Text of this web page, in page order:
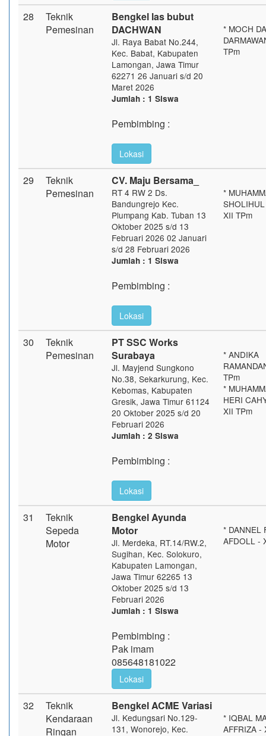
28
Teknik
Pemesinan
Bengkel las bubut
DACHWAN
Jl. Raya Babat No.244,
Kec. Babat, Kabupaten
Lamongan, Jawa Timur
62271 26 Januari s/d 20
Maret 2026
Jumlah : 1 Siswa
Pembimbing :
Lokasi
* MOCH
TPm
29
Teknik
Pemesinan
CV. Maju Bersama_
RT 4 RW 2 Ds.
Bandungrejo Kec.
Plumpang Kab. Tuban 13
Oktober 2025 s/d 13
Februari 2026 02 Januari
s/d 28 Februari 2026
Jumlah : 1 Siswa
Pembimbing :
Lokasi
*
XII TPm
30
Teknik
Pemesinan
PT SSC Works
Surabaya
Jl. Mayjend Sungkono
No.38, Sekarkurung, Kec.
Kebomas, Kabupaten
Gresik, Jawa Timur 61124
20 Oktober 2025 s/d 20
Februari 2026
Jumlah : 2 Siswa
Pembimbing :
Lokasi
* ANDIKA
TPm
*
HERI
XII TPm
31
Teknik
Sepeda
Motor
Bengkel Ayunda
Motor
Jl. Merdeka, RT.14/RW.2,
Sugihan, Kec. Solokuro,
Kabupaten Lamongan,
Jawa Timur 62265 13
Oktober 2025 s/d 13
Februari 2026
Jumlah : 1 Siswa
Pembimbing :
Pak imam
085648181022
Lokasi
* DANNEL
AFDOLL -
32
Teknik
Kendaraan
Ringan
Bengkel ACME Variasi
Jl. Kedungsari No.129-
131, Wonorejo, Kec.
* IQBAL
AFFRIZA -